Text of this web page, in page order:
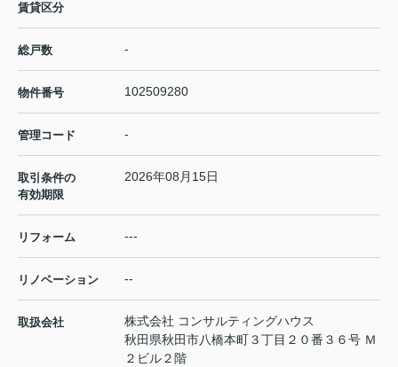
賃貸区分
総戸数 -
物件番号 102509280
管理コード -
取引条件の
有効期限
2026年08月15日
リフォーム ---
リノベーション --
取扱会社
株式会社 コンサルティングハウス
秋田県秋田市八橋本町３丁目２０番３６号 Ｍ
２ビル２階